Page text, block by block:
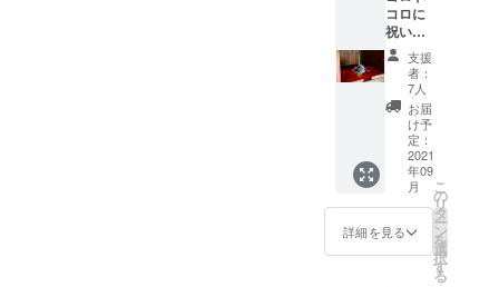
チケッ
トは
メール
でお送
りいた
しま
す。 ご
来店い
ただい
た際
に、ヨ
リドコ
ロから
コロに
祝い植
物
（小）
を送る
支援で
す。
（植物
はこち
らで選
び注文
させて
頂きま
す） リ
支援
者：
7人
お届
け予
定：
2021
年09
月
詳細を見る
こ
の
リ
タ
ー
ン
を
選
択
す
る